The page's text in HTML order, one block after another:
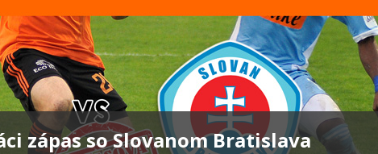
zápas so Slovanom Bratislava